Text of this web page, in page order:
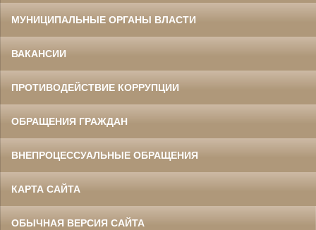
МУНИЦИПАЛЬНЫЕ ОРГАНЫ ВЛАСТИ
ВАКАНСИИ
ПРОТИВОДЕЙСТВИЕ КОРРУПЦИИ
ОБРАЩЕНИЯ ГРАЖДАН
ВНЕПРОЦЕССУАЛЬНЫЕ ОБРАЩЕНИЯ
КАРТА САЙТА
ОБЫЧНАЯ ВЕРСИЯ САЙТА